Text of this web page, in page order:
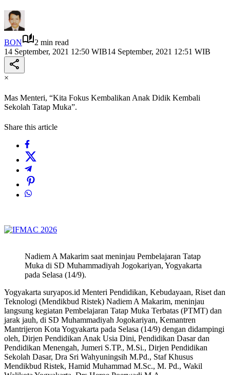
BON
2 min read
14 September, 2021 12:50 WIB14 September, 2021 12:51 WIB
×
Mas Menteri, “Kita Fokus Kembalikan Anak Didik Kembali
Sekolah Tatap Muka”.
Share this article
Nadiem A Makarim saat meninjau Pembelajaran Tatap
Muka di SD Muhammadiyah Jogokariyan, Yogyakarta
pada Selasa (14/9).
Yogyakarta suryapos.id Menteri Pendidikan, Kebudayaan, Riset dan
Teknologi (Mendikbud Ristek) Nadiem A Makarim, meninjau
langsung kegiatan Pembelajaran Tatap Muka Terbatas (PTMT) dan
jarak jauh, di SD Muhammadiyah Jogokariyan, Kemantren
Mantrijeron Kota Yogyakarta pada Selasa (14/9) dengan didampingi
oleh, Dirjen Pendidikan Anak Usia Dini, Pendidikan Dasar dan
Pendidikan Menengah, Jumeri S.TP., M.Si., Dirjen Pendidikan
Sekolah Dasar, Dra Sri Wahyuningsih M.Pd., Staf Khusus
Mendikbud Ristek, Hamid Muhammad M.Sc., M. Pd., Wakil